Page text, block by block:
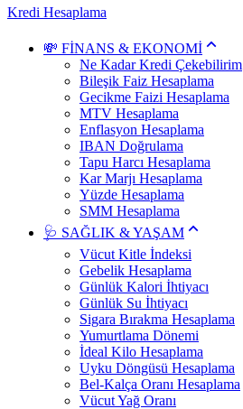
Kredi Hesaplama
💸 FİNANS & EKONOMİ
Ne Kadar Kredi Çekebilirim
Bileşik Faiz Hesaplama
Gecikme Faizi Hesaplama
MTV Hesaplama
Enflasyon Hesaplama
IBAN Doğrulama
Tapu Harcı Hesaplama
Kar Marjı Hesaplama
Yüzde Hesaplama
SMM Hesaplama
🩺 SAĞLIK & YAŞAM
Vücut Kitle İndeksi
Gebelik Hesaplama
Günlük Kalori İhtiyacı
Günlük Su İhtiyacı
Sigara Bırakma Hesaplama
Yumurtlama Dönemi
İdeal Kilo Hesaplama
Uyku Döngüsü Hesaplama
Bel-Kalça Oranı Hesaplama
Vücut Yağ Oranı